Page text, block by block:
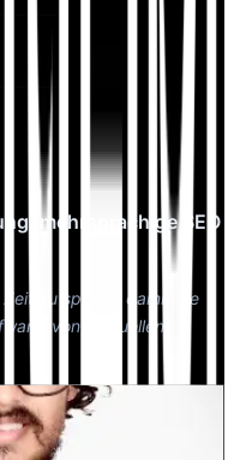
mehrsprachige SEO
zu sparen, damit Sie
von manuellen